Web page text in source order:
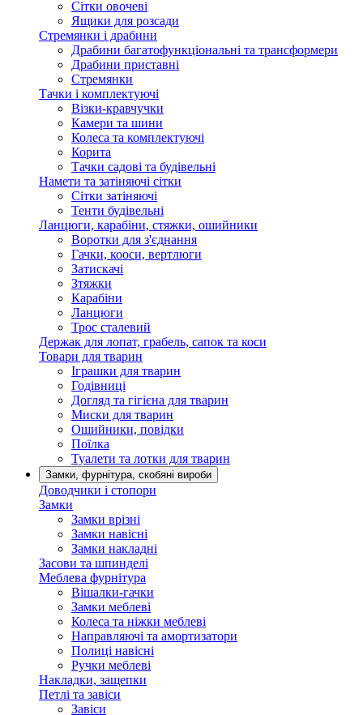
Сітки овочеві
Ящики для розсади
Стремянки і драбини
Драбини багатофункціональні та трансформери
Драбини приставні
Стремянки
Тачки і комплектуючі
Візки-кравчучки
Камери та шини
Колеса та комплектуючі
Корита
Тачки садові та будівельні
Намети та затіняючі сітки
Сітки затіняючі
Тенти будівельні
Ланцюги, карабіни, стяжки, ошийники
Воротки для з'єднання
Гачки, кооси, вертлюги
Затискачі
Зтяжки
Карабіни
Ланцюги
Трос сталевий
Держак для лопат, грабель, сапок та коси
Товари для тварин
Іграшки для тварин
Годівниці
Догляд та гігієна для тварин
Миски для тварин
Ошийники, повідки
Поїлка
Туалети та лотки для тварин
Замки, фурнітура, скобяні вироби
Доводчики і стопори
Замки
Замки врізні
Замки навісні
Замки накладні
Засови та шпинделі
Меблева фурнітура
Вішалки-гачки
Замки меблеві
Колеса та ніжки меблеві
Направляючі та амортизатори
Полиці навісні
Ручки меблеві
Накладки, защепки
Петлі та завіси
Завіси